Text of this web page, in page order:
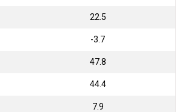
22.5
-3.7
47.8
44.4
7.9